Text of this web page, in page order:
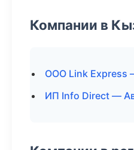
Компании в
ООО Link Express
ИП Info Direct —